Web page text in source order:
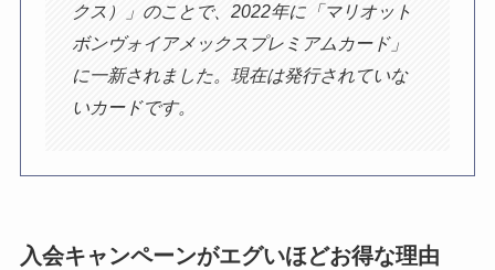
クス）」のことで、2022年に「マリオット
ボンヴォイアメックスプレミアムカード」
に一新されました。現在は発行されていな
いカードです。
入会キャンペーンがエグいほどお得な理由